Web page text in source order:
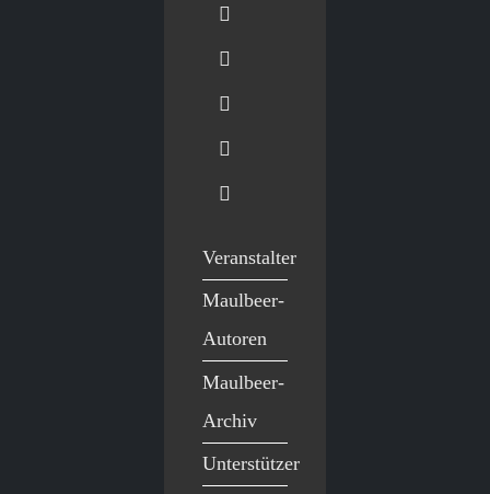
Veranstalter
Maulbeer-
Autoren
Maulbeer-
Archiv
Unterstützer